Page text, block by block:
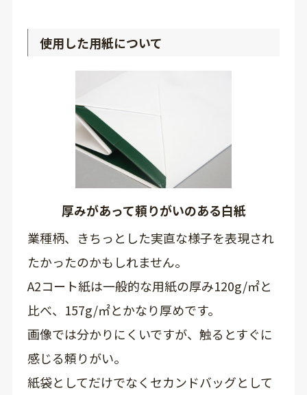
使用した用紙について
厚みがあって頼りがいのある白紙
業種柄、きちっとした実直な様子を表現され
たかったのかもしれません。
A2コート紙は一般的な用紙の厚み120g/㎡と
比べ、157g/㎡とかなり厚めです。
画像では分かりにくいですが、触るとすぐに
感じる頼りがい。
紙袋としてだけでなくセカンドバッグとして